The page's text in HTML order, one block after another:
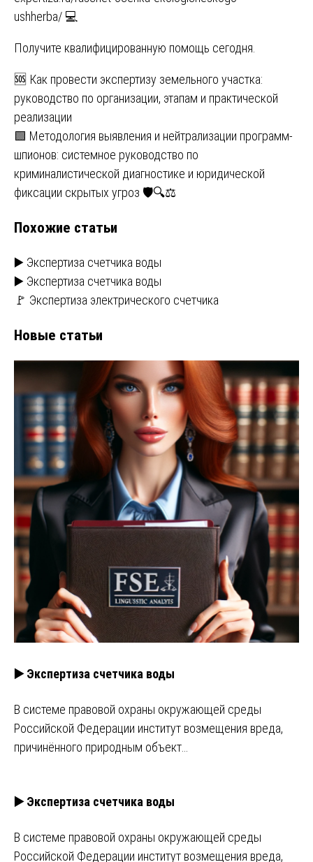
ushherba/ 💻
Получите квалифицированную помощь сегодня.
Навигация
по
записям
🆘 Как провести экспертизу земельного участка:
руководство по организации, этапам и практической
реализации
🟩 Методология выявления и нейтрализации программ-
шпионов: системное руководство по
криминалистической диагностике и юридической
фиксации скрытых угроз 🛡️🔍⚖️
Похожие статьи
▶️ Экспертиза счетчика воды
▶️ Экспертиза счетчика воды
🚩 Экспертиза электрического счетчика
Новые статьи
▶️ Экспертиза счетчика воды
В системе правовой охраны окружающей среды
Российской Федерации институт возмещения вреда,
причинённого природным объект…
▶️ Экспертиза счетчика воды
В системе правовой охраны окружающей среды
Российской Федерации институт возмещения вреда,